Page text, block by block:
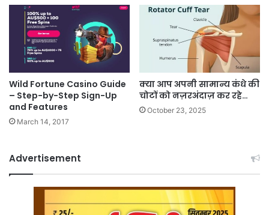
Wild Fortune Casino Guide
– Step-by-Step Sign-Up
and Features
March 14, 2017
क्या आप अपनी सामान्य कंधे की
चोटों को नज़रअंदाज़ कर रहे…
October 23, 2025
Advertisement